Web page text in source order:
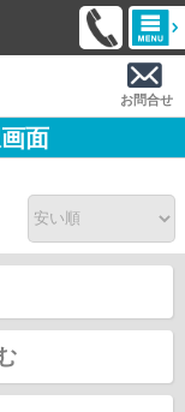
お問合せ
面